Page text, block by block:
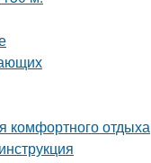
комфортного отдыха